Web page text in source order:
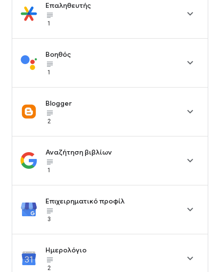
Επαληθευτής
subject_black
1

Βοηθός
subject_black
1

Blogger
subject_black
2

Αναζήτηση βιβλίων
subject_black
1

Επιχειρηματικό προφίλ
subject_black
3

Ημερολόγιο
subject_black
2
